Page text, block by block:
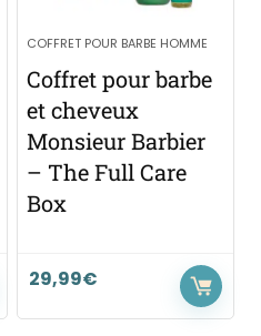
COFFRET POUR BARBE HOMME
Coffret pour barbe
et cheveux
Monsieur Barbier
– The Full Care
Box
29,99€